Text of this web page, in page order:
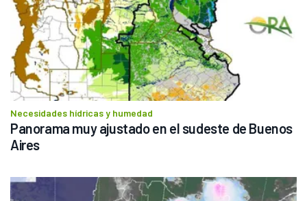
Necesidades hídricas y humedad
Panorama muy ajustado en el sudeste de Buenos
Aires